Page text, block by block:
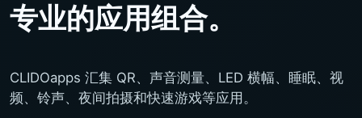
专业的应用组合。
CLIDOapps 汇集 QR、声音测量、LED 横幅、睡眠、视
频、铃声、夜间拍摄和快速游戏等应用。